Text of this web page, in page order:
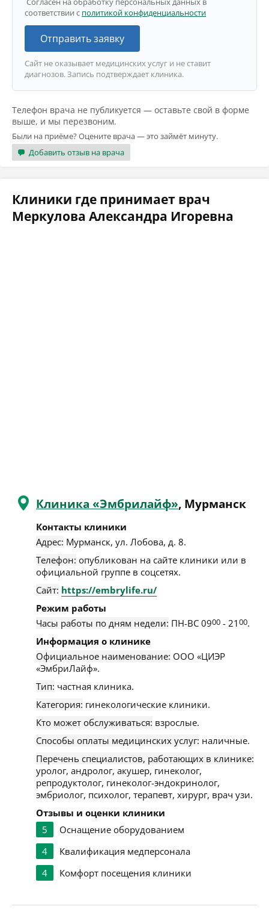
соответствии с политикой конфиденциальности
Отправить заявку
Сайт не оказывает медицинских услуг и не ставит
диагнозов. Запись подтверждает клиника.
Телефон врача не публикуется — оставьте свой в форме
выше, и мы перезвоним.
Были на приёме? Оцените врача — это займёт минуту.
Добавить отзыв на врача
Клиники где принимает врач
Меркулова Александра Игоревна
Клиника «Эмбрилайф», Мурманск
Контакты клиники
Адрес: Мурманск, ул. Лобова, д. 8.
Телефон: опубликован на сайте клиники или в
официальной группе в соцсетях.
Сайт: https://embrylife.ru/
Режим работы
Часы работы по дням недели: ПН-ВС 0900 - 2100.
Информация о клинике
Официальное наименование: ООО «ЦИЭР
«ЭмбриЛайф».
Тип: частная клиника.
Категория: гинекологические клиники.
Кто может обслуживаться: взрослые.
Способы оплаты медицинских услуг: наличные.
Перечень специалистов, работающих в клинике:
уролог, андролог, акушер, гинеколог,
репродуктолог, гинеколог-эндокринолог,
эмбриолог, психолог, терапевт, хирург, врач узи.
Отзывы и оценки клиники
5
Оснащение оборудованием
4
Квалификация медперсонала
4
Комфорт посещения клиники